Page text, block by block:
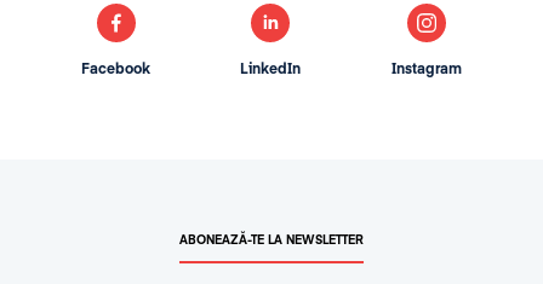
ABONEAZĂ-TE LA NEWSLETTER
Facebook LinkedIn Instagram